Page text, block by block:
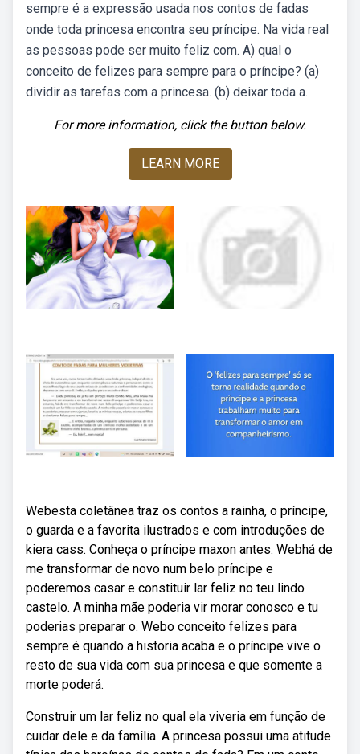
sempre é a expressão usada nos contos de fadas
onde toda princesa encontra seu príncipe. Na vida real
as pessoas pode ser muito feliz com. A) qual o
conceito de felizes para sempre para o príncipe? (a)
dividir as tarefas com a princesa. (b) deixar toda a.
For more information, click the button below.
LEARN MORE
Webesta coletânea traz os contos a rainha, o príncipe,
o guarda e a favorita ilustrados e com introduções de
kiera cass. Conheça o príncipe maxon antes. Webhá de
me transformar de novo num belo príncipe e
poderemos casar e constituir lar feliz no teu lindo
castelo. A minha mãe poderia vir morar conosco e tu
poderias preparar o. Webo conceito felizes para
sempre é quando a historia acaba e o príncipe vive o
resto de sua vida com sua princesa e que somente a
morte poderá.
Construir um lar feliz no qual ela viveria em função de
cuidar dele e da família. A princesa possui uma atitude